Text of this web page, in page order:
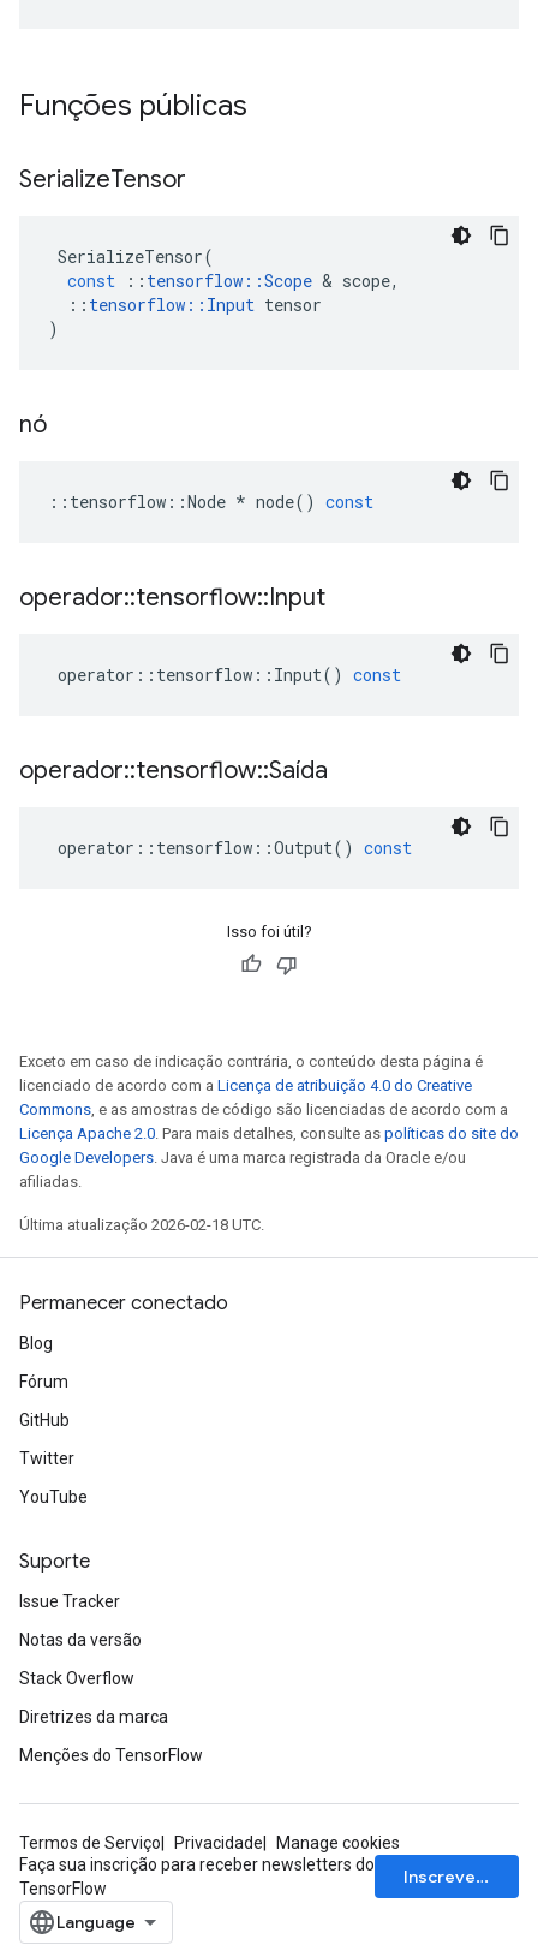
Funções públicas
SerializeTensor
SerializeTensor(
const
:: tensorflow ::Scope & scope,
:: tensorflow :: Input tensor
)
nó
:: tensorflow ::Node * node() const
operador::tensorflow::Input
operator :: tensorflow :: Input() const
operador::tensorflow::Saída
operator :: tensorflow ::Output() const
Isso foi útil?
Exceto em caso de indicação contrária, o conteúdo desta página é
licenciado de acordo com a Licença de atribuição 4.0 do Creative
Commons, e as amostras de código são licenciadas de acordo com a
Licença Apache 2.0. Para mais detalhes, consulte as políticas do site do
Google Developers. Java é uma marca registrada da Oracle e/ou
afiliadas.
Última atualização 2026-02-18 UTC.
Permanecer conectado
Blog
Fórum
GitHub
Twitter
YouTube
Suporte
Issue Tracker
Notas da versão
Stack Overflow
Diretrizes da marca
Menções do TensorFlow
Termos de Serviço Privacidade
Manage cookies
Faça sua inscrição para receber newsletters do
TensorFlow
Inscrever-se